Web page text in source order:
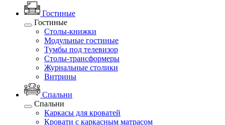
Гостиные
Гостиные
Столы-книжки
Модульные гостиные
Тумбы под телевизор
Столы-трансформеры
Журнальные столики
Витрины
Спальни
Спальни
Каркасы для кроватей
Кровати с каркасным матрасом